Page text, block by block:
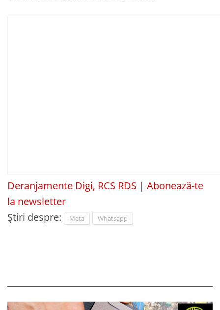
Deranjamente Digi, RCS RDS | Abonează-te
la newsletter
Știri despre:
Meta Whatsapp